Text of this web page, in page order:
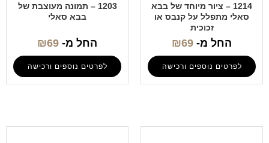
1214 – ציור מיוחד של בבא
סאלי מתפלל על קנבס או
זכוכית
החל מ- ₪69
לפרטים נוספים ורכישה
1203 – תמונה מעוצבת של
בבא סאלי
החל מ- ₪69
לפרטים נוספים ורכישה